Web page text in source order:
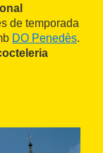
de temporada
DO Penedès.